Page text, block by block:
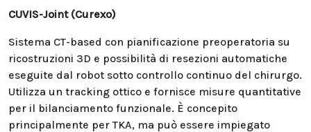
CUVIS-Joint (Curexo)
Sistema CT-based con pianificazione preoperatoria su
ricostruzioni 3D e possibilità di resezioni automatiche
eseguite dal robot sotto controllo continuo del chirurgo.
Utilizza un tracking ottico e fornisce misure quantitative
per il bilanciamento funzionale. È concepito
principalmente per TKA, ma può essere impiegato